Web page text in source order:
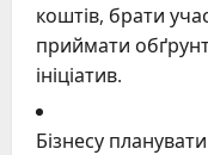
коштів, брати
приймати
ініціатив.
Бізнесу